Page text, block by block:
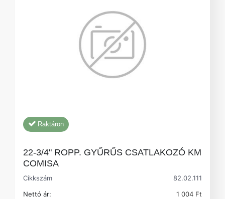
Raktáron
22-3/4" ROPP. GYŰRŰS CSATLAKOZÓ KM
COMISA
Cikkszám
82.02.111
Nettó ár:
1 004 Ft